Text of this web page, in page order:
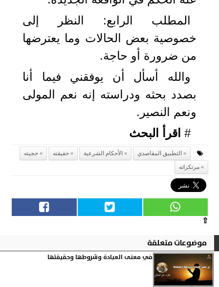
المطلب الرابع: النظر إلى
خصوصية بعض الحالات وما يعترضها
من ضرورة أو حاجة.
والله أسأل أن يوفقني فيما أنا
بصدد بحثه ودراسته إنه نعم المولى
ونعم النصير.
# اقرأ البحث
التطبيق المقاصدي الأحكام الشرعية حقيقته
حجيته
مرتكزاته
⇧
موضوعات متعلقة
في معنى العبادة وشروطها وحقيقتها